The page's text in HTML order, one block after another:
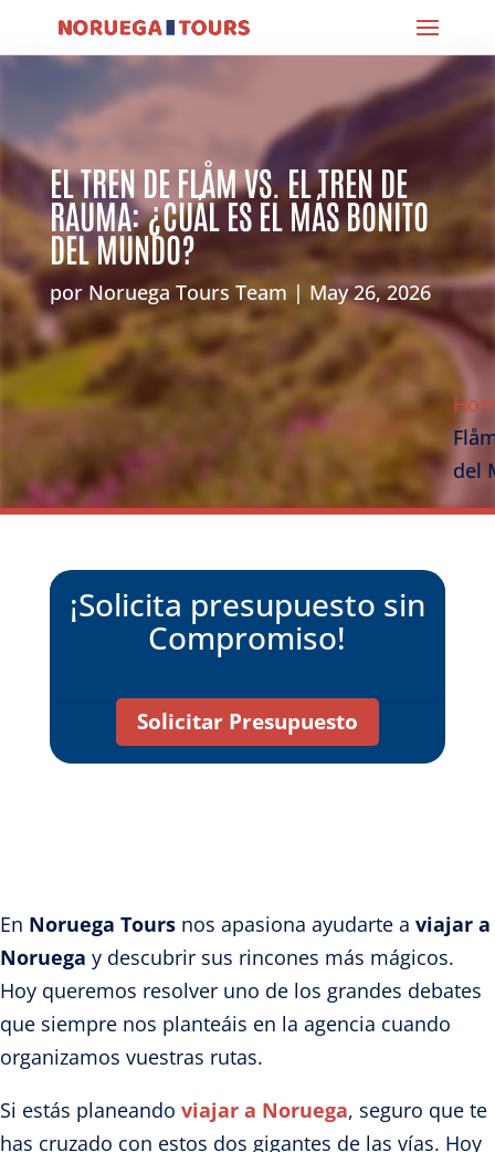
EL TREN DE FLÅM VS. EL TREN DE
RAUMA: ¿CUÁL ES EL MÁS BONITO
DEL MUNDO?
por Noruega Tours Team May 26, 2026
del
¡Solicita presupuesto sin
Compromiso!
Solicitar Presupuesto
En Noruega Tours nos apasiona ayudarte a viajar a
Noruega y descubrir sus rincones más mágicos.
Hoy queremos resolver uno de los grandes debates
que siempre nos planteáis en la agencia cuando
organizamos vuestras rutas.
Si estás planeando viajar a Noruega, seguro que te
has cruzado con estos dos gigantes de las vías. Hoy